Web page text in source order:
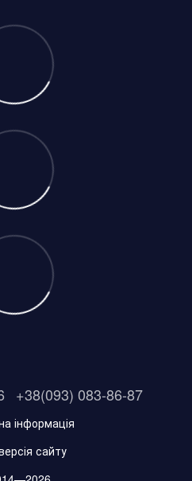
+38(093) 083-86-87
інформація
сайту